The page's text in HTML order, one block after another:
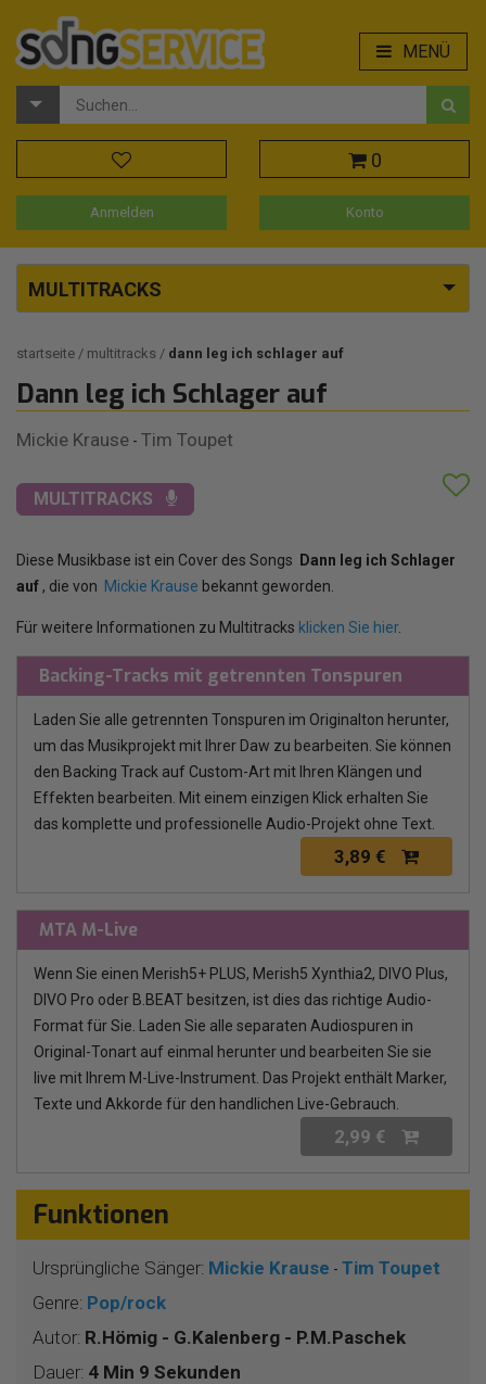
MENÜ
0
Anmelden Konto
MULTITRACKS
startseite multitracks dann leg ich schlager auf
Dann leg ich Schlager auf
Mickie Krause - Tim Toupet
MULTITRACKS
Diese Musikbase ist ein Cover des Songs
Dann leg ich Schlager
auf , die von Mickie Krause bekannt geworden.
Für weitere Informationen zu Multitracks klicken Sie hier.
Backing-Tracks mit getrennten Tonspuren
Laden Sie alle getrennten Tonspuren im Originalton herunter,
um das Musikprojekt mit Ihrer Daw zu bearbeiten. Sie können
den Backing Track auf Custom-Art mit Ihren Klängen und
Effekten bearbeiten. Mit einem einzigen Klick erhalten Sie
das komplette und professionelle Audio-Projekt ohne Text.
3,89 €
MTA M-Live
Wenn Sie einen Merish5+ PLUS, Merish5 Xynthia2, DIVO Plus,
DIVO Pro oder B.BEAT besitzen, ist dies das richtige Audio-
Format für Sie. Laden Sie alle separaten Audiospuren in
Original-Tonart auf einmal herunter und bearbeiten Sie sie
live mit Ihrem M-Live-Instrument. Das Projekt enthält Marker,
Texte und Akkorde für den handlichen Live-Gebrauch.
2,99 €
Funktionen
Ursprüngliche Sänger: Mickie Krause - Tim Toupet
Genre: Pop/rock
Autor: R.Hömig - G.Kalenberg - P.M.Paschek
Dauer: 4 Min 9 Sekunden